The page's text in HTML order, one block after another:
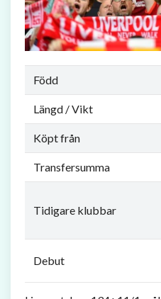
Född
Längd / Vikt
Köpt från
Transfersumma
Tidigare klubbar
Debut